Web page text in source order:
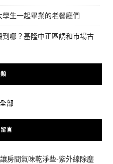
學生一起畢業的老餐廳們
到哪？基隆中正區調和市場古
部
言
房間氣味乾淨些-紫外線除塵